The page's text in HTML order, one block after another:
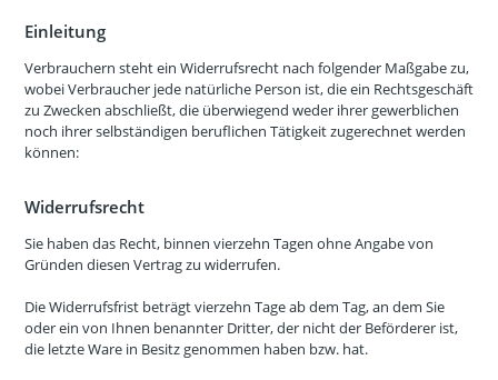
Einleitung
Verbrauchern steht ein Widerrufsrecht nach folgender Maßgabe zu,
wobei Verbraucher jede natürliche Person ist, die ein Rechtsgeschäft
zu Zwecken abschließt, die überwiegend weder ihrer gewerblichen
noch ihrer selbständigen beruflichen Tätigkeit zugerechnet werden
können:
Widerrufsrecht
Sie haben das Recht, binnen vierzehn Tagen ohne Angabe von
Gründen diesen Vertrag zu widerrufen.
Die Widerrufsfrist beträgt vierzehn Tage ab dem Tag, an dem Sie
oder ein von Ihnen benannter Dritter, der nicht der Beförderer ist,
die letzte Ware in Besitz genommen haben bzw. hat.